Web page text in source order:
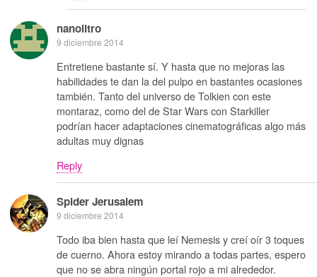
nanolitro
9 diciembre 2014
Entretiene bastante sí. Y hasta que no mejoras las
habilidades te dan la del pulpo en bastantes ocasiones
también. Tanto del universo de Tolkien con este
montaraz, como del de Star Wars con Starkiller
podrían hacer adaptaciones cinematográficas algo más
adultas muy dignas
Reply
Spider Jerusalem
9 diciembre 2014
Todo iba bien hasta que leí Nemesis y creí oír 3 toques
de cuerno. Ahora estoy mirando a todas partes, espero
que no se abra ningún portal rojo a mi alrededor.